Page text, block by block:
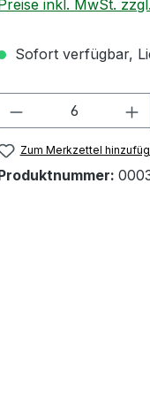
inkl. MwSt.
Sofort verfügbar,
Produkt
Zum Merkzettel